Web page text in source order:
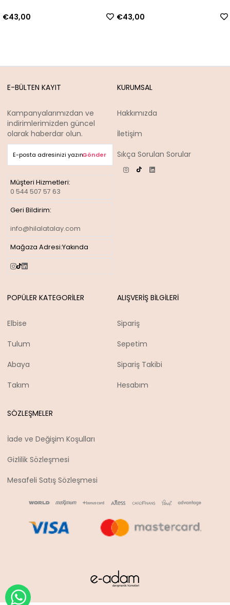
€43,00 €43,00
E-BÜLTEN KAYIT
Kampanyalarımızdan ve
indirimlerimizden güncel
olarak haberdar olun.
Gönder
Müşteri Hizmetleri:
0 544 507 57 63
Geri Bildirim:
info@hilalatalay.com
Mağaza Adresi:Yakında
KURUMSAL
Hakkımızda
İletişim
Sıkça Sorulan Sorular
POPÜLER KATEGORİLER
Elbise
Tulum
Abaya
Takım
ALIŞVERİŞ BİLGİLERİ
Sipariş
Sepetim
Sipariş Takibi
Hesabım
SÖZLEŞMELER
İade ve Değişim Koşulları
Gizlilik Sözleşmesi
Mesafeli Satış Sözleşmesi